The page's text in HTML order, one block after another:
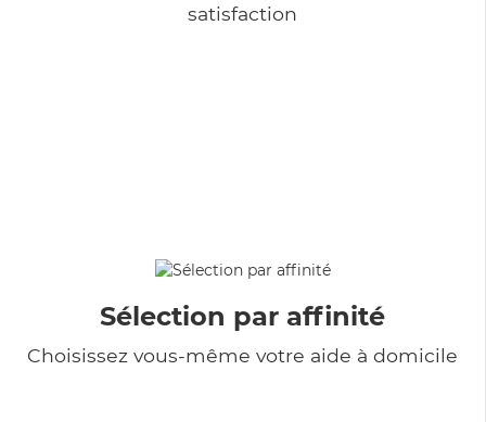
satisfaction
Sélection par affinité
Choisissez vous-même votre aide à domicile